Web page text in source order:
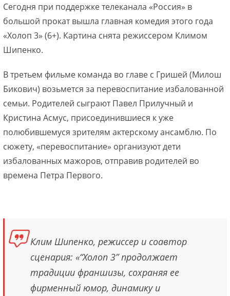
Сегодня при поддержке телеканала «Россия» в
большой прокат вышла главная комедия этого года
«Холоп 3» (6+). Картина снята режиссером Климом
Шипенко.
В третьем фильме команда во главе с Гришей (Милош
Бикович) возьмется за перевоспитание избалованной
семьи. Родителей сыграют Павел Прилучный и
Кристина Асмус, присоединившиеся к уже
полюбившемуся зрителям актерскому ансамблю. По
сюжету, «перевоспитание» организуют дети
избалованных мажоров, отправив родителей во
времена Петра Первого.
Клим Шипенко, режиссер и соавтор
сценария: «“Холоп 3” продолжает
традиции франшизы, сохраняя ее
фирменный юмор, динамику и